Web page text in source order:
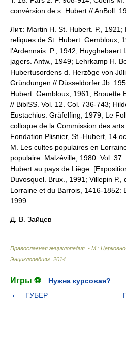
convérsion de s. Hubert // AnBoll.
Лит.: Martin H. St. Hubert. P.,
reliques de St. Hubert. Gembloux,
l'Ardennais. P., 1942; Huyghebaert
jagers. Antw., 1949; Lehrkamp H.
Hubertusordens d. Herzöge von
Gründungen // Düsseldorfer Jb.
Hubert. Gembloux, 1961; Brouette
// BiblSS. Vol. 12. Col. 736-743;
Eustachius. Gräfelfing, 1979; Le
colloque de la Commission des
Fondation Plisnier, St.-Hubert, 14
M. Les cultes populaires en
populaire. Malzéville, 1980. Vol.
Hubert au pays de Liège:
Duvosquel. Brux., 1991; Villepin
Lorraine et du Barrois, 1416-1852:
1999.
Д. В. Зайцев
Православная энциклопедия. - М.:
Энциклопедия» 2014
Игры ⚽
Нужна курсовая?
ГУБЕР